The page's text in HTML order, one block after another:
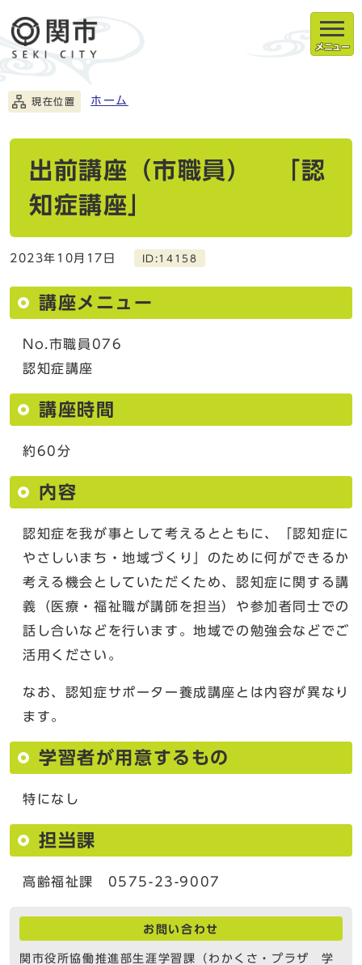
メニュー
現在位置 ホーム
出前講座（市職員） 「認
知症講座」
2023年10月17日 ID:14158
講座メニュー
No.市職員076
認知症講座
講座時間
約60分
内容
認知症を我が事として考えるとともに、「認知症に
やさしいまち・地域づくり」のために何ができるか
考える機会としていただくため、認知症に関する講
義（医療・福祉職が講師を担当）や参加者同士での
話し合いなどを行います。地域での勉強会などでご
活用ください。
なお、認知症サポーター養成講座とは内容が異なり
ます。
学習者が用意するもの
特になし
担当課
高齢福祉課 0575-23-9007
お問い合わせ
関市役所協働推進部生涯学習課（わかくさ・プラザ 学